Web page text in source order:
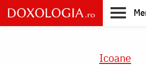
Skip
to
main
Icoane